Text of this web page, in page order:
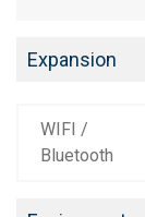
Expansion
WIFI /
Bluetooth